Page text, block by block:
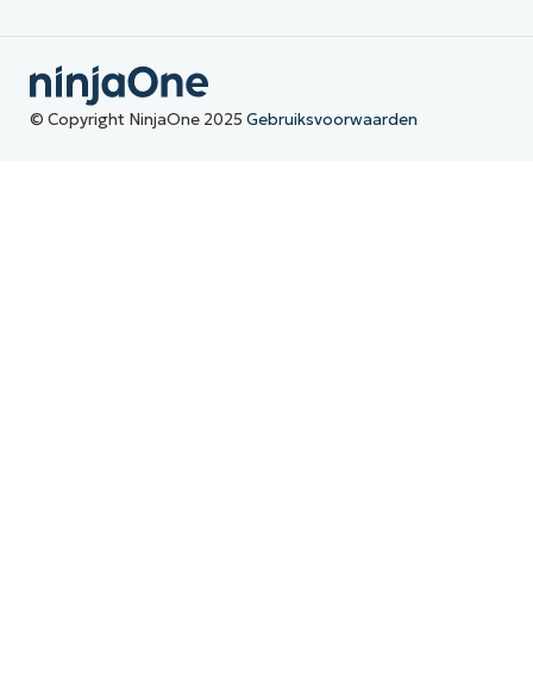
© Copyright NinjaOne 2025 Gebruiksvoorwaarden